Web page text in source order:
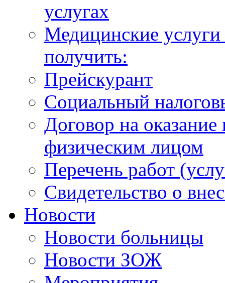
услугах
Медицинские
получить:
Прейскурант
Социальный
Договор на
физическим лицом
Перечень работ
Свидетельство о
Новости
Новости больницы
Новости ЗОЖ